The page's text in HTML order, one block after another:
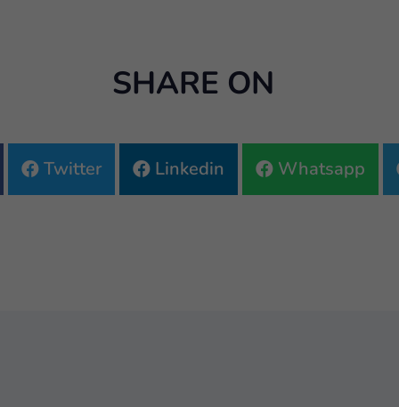
SHARE ON
Twitter Linkedin Whatsapp